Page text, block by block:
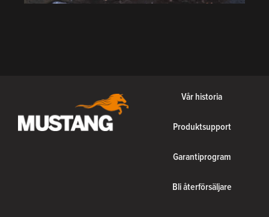
Vår historia
Produktsupport
Garantiprogram
Bli återförsäljare